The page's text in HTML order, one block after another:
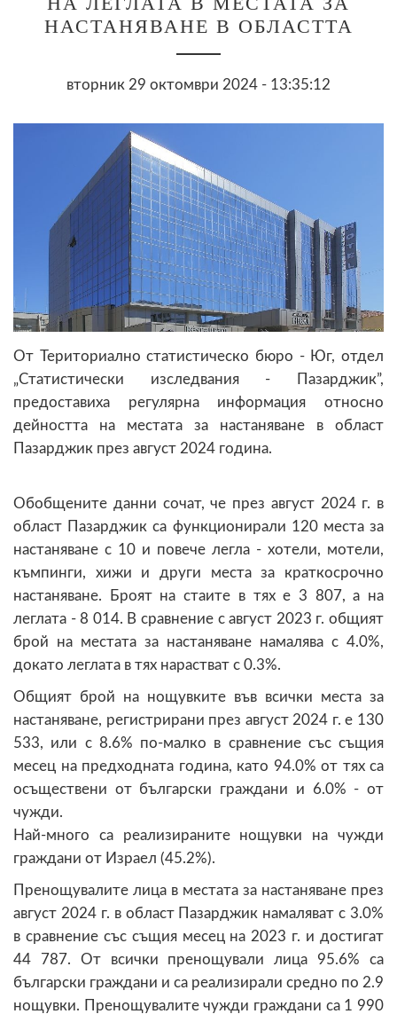
НАСТАНЯВАНЕ В ОБЛАСТТА
вторник 29 октомври 2024 - 13:35:12
От Териториално статистическо бюро - Юг, отдел
„Статистически изследвания - Пазарджик”,
предоставиха регулярна информация относно
дейността на местата за настаняване в област
Пазарджик през август 2024 година.
Обобщените данни сочат, че през август 2024 г. в
област Пазарджик са функционирали 120 места за
настаняване с 10 и повече легла - хотели, мотели,
къмпинги, хижи и други места за краткосрочно
настаняване. Броят на стаите в тях е 3 807, а на
леглата - 8 014. В сравнение с август 2023 г. общият
брой на местата за настаняване намалява с 4.0%,
докато леглата в тях нарастват с 0.3%.
Общият брой на нощувките във всички места за
настаняване, регистрирани през август 2024 г. е 130
533, или с 8.6% по-малко в сравнение със същия
месец на предходната година, като 94.0% от тях са
осъществени от български граждани и 6.0% - от
чужди.
Най-много са реализираните нощувки на чужди
граждани от Израел (45.2%).
Пренощувалите лица в местата за настаняване през
август 2024 г. в област Пазарджик намаляват с 3.0%
в сравнение със същия месец на 2023 г. и достигат
44 787. От всички пренощували лица 95.6% са
български граждани и са реализирали средно по 2.9
нощувки. Пренощувалите чужди граждани са 1 990